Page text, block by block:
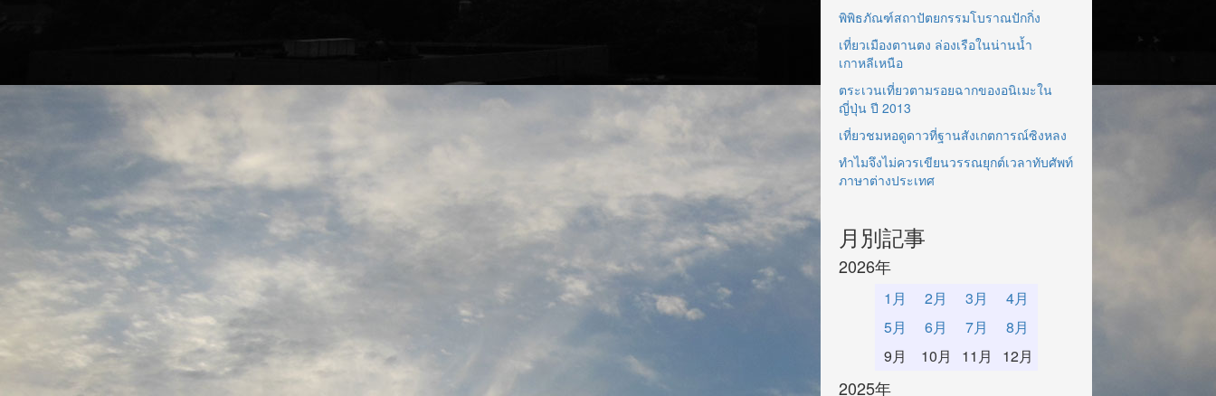
พิพิธภัณฑ์สถาปัตยกรรมโบราณปักกิ่ง
เที่ยวเมืองตานตง ล่องเรือในน่านน้ำ
เกาหลีเหนือ
ตระเวนเที่ยวตามรอยฉากของอนิเมะใน
ญี่ปุ่น ปี 2013
เที่ยวชมหอดูดาวที่ฐานสังเกตการณ์ซิงหลง
ทำไมจึงไม่ควรเขียนวรรณยุกต์เวลาทับศัพท์
ภาษาต่างประเทศ
月別記事
2026年
1月 2月 3月
4月
5月
6月 7月
8月
9月
10月 11月 12月
2025年